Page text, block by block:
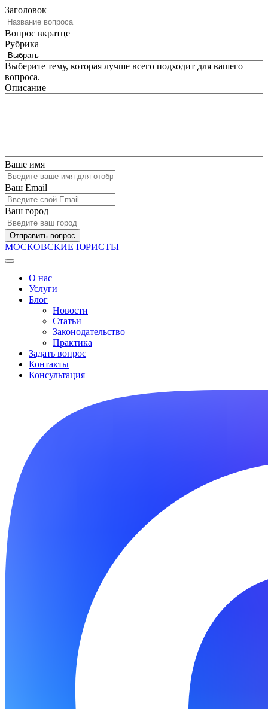
Заголовок
Вопрос вкратце
Рубрика
Выберите тему, которая лучше всего подходит для вашего
вопроса.
Описание
Ваше имя
Ваш Email
Ваш город
Отправить вопрос
МОСКОВСКИЕ ЮРИСТЫ
О нас
Услуги
Блог
Новости
Статьи
Законодательство
Практика
Задать вопрос
Контакты
Консультация